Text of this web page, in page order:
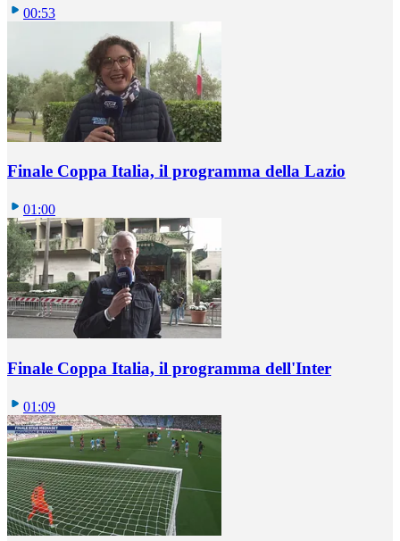
00:53
Finale Coppa Italia, il programma della Lazio
01:00
Finale Coppa Italia, il programma dell'Inter
01:09